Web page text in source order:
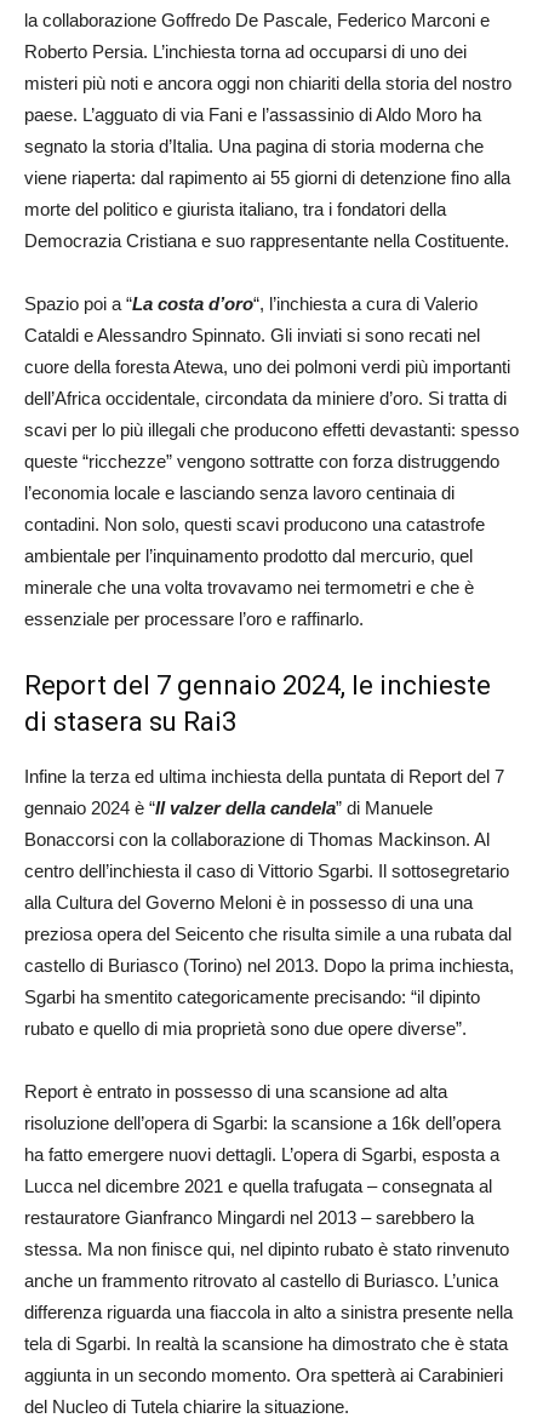
la collaborazione Goffredo De Pascale, Federico Marconi e
Roberto Persia. L’inchiesta torna ad occuparsi di uno dei
misteri più noti e ancora oggi non chiariti della storia del nostro
paese. L’agguato di via Fani e l’assassinio di Aldo Moro ha
segnato la storia d’Italia. Una pagina di storia moderna che
viene riaperta: dal rapimento ai 55 giorni di detenzione fino alla
morte del politico e giurista italiano, tra i fondatori della
Democrazia Cristiana e suo rappresentante nella Costituente.
Spazio poi a “La costa d’oro“, l’inchiesta a cura di Valerio
Cataldi e Alessandro Spinnato. Gli inviati si sono recati nel
cuore della foresta Atewa, uno dei polmoni verdi più importanti
dell’Africa occidentale, circondata da miniere d’oro. Si tratta di
scavi per lo più illegali che producono effetti devastanti: spesso
queste “ricchezze” vengono sottratte con forza distruggendo
l’economia locale e lasciando senza lavoro centinaia di
contadini. Non solo, questi scavi producono una catastrofe
ambientale per l’inquinamento prodotto dal mercurio, quel
minerale che una volta trovavamo nei termometri e che è
essenziale per processare l’oro e raffinarlo.
Report del 7 gennaio 2024, le inchieste
di stasera su Rai3
Infine la terza ed ultima inchiesta della puntata di Report del 7
gennaio 2024 è “Il valzer della candela” di Manuele
Bonaccorsi con la collaborazione di Thomas Mackinson. Al
centro dell’inchiesta il caso di Vittorio Sgarbi. Il sottosegretario
alla Cultura del Governo Meloni è in possesso di una una
preziosa opera del Seicento che risulta simile a una rubata dal
castello di Buriasco (Torino) nel 2013. Dopo la prima inchiesta,
Sgarbi ha smentito categoricamente precisando: “il dipinto
rubato e quello di mia proprietà sono due opere diverse”.
Report è entrato in possesso di una scansione ad alta
risoluzione dell’opera di Sgarbi: la scansione a 16k dell’opera
ha fatto emergere nuovi dettagli. L’opera di Sgarbi, esposta a
Lucca nel dicembre 2021 e quella trafugata – consegnata al
restauratore Gianfranco Mingardi nel 2013 – sarebbero la
stessa. Ma non finisce qui, nel dipinto rubato è stato rinvenuto
anche un frammento ritrovato al castello di Buriasco. L’unica
differenza riguarda una fiaccola in alto a sinistra presente nella
tela di Sgarbi. In realtà la scansione ha dimostrato che è stata
aggiunta in un secondo momento. Ora spetterà ai Carabinieri
del Nucleo di Tutela chiarire la situazione.